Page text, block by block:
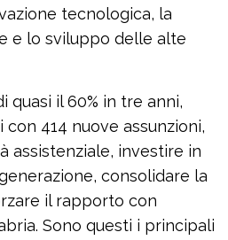
tecnologica, la
e lo sviluppo delle alte
quasi il 60% in tre anni,
414 nuove assunzioni,
assistenziale, investire in
consolidare la
il rapporto con
Sono questi i principali